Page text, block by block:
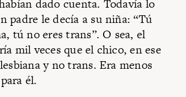
dado cuenta. Todavía lo
padre le decía a su niña: “Tú
tú no eres trans”. O sea, el
mil veces que el chico, en ese
y no trans. Era menos
él.